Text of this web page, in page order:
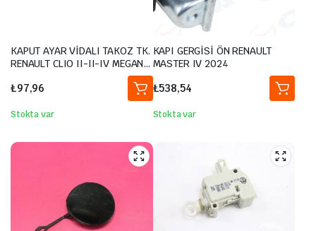
KAPUT AYAR VİDALI TAKOZ TK.
RENAULT CLIO II-II-IV MEGANE
II-III TRAFIC II-III-DUSTER-
LAGUNA III
₺97,96
Stokta var
KAPI GERGİSİ ÖN RENAULT
MASTER IV 2024
₺538,54
Stokta var